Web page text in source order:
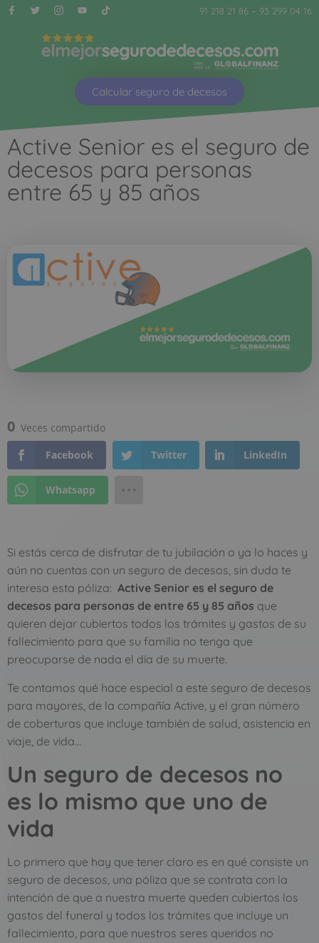
91 218 21 86 – 93 299 04 16
Calcular seguro de decesos
Active Senior es el seguro de
decesos para personas
entre 65 y 85 años
0 Veces compartido
Facebook
Twitter LinkedIn
Whatsapp
Si estás cerca de disfrutar de tu jubilación o ya lo haces y
aún no cuentas con un seguro de decesos, sin duda te
interesa esta póliza: Active Senior es el seguro de
decesos para personas de entre 65 y 85 años que
quieren dejar cubiertos todos los trámites y gastos de su
fallecimiento para que su familia no tenga que
preocuparse de nada el día de su muerte.
Te contamos qué hace especial a este seguro de decesos
para mayores, de la compañía Active, y el gran número
de coberturas que incluye también de salud, asistencia en
viaje, de vida…
Un seguro de decesos no
es lo mismo que uno de
vida
Lo primero que hay que tener claro es en qué consiste un
seguro de decesos, una póliza que se contrata con la
intención de que a nuestra muerte queden cubiertos los
gastos del funeral y todos los trámites que incluye un
fallecimiento, para que nuestros seres queridos no